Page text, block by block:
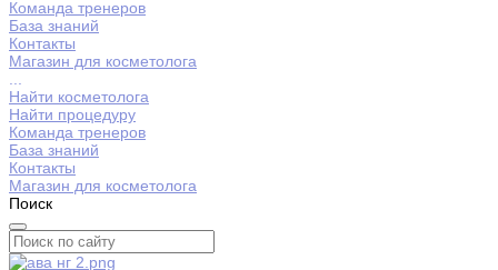
Команда тренеров
База знаний
Контакты
Магазин для косметолога
Найти косметолога
Найти процедуру
Команда тренеров
База знаний
Контакты
Магазин для косметолога
Поиск